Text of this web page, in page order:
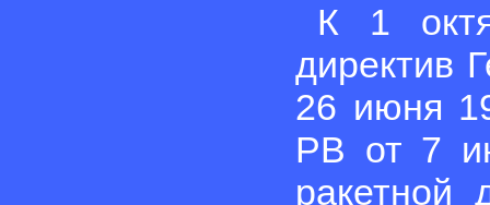
К 1
директив
26 июня
РВ от 7
ракетной